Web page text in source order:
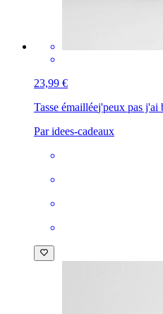
23,99 €
Tasse émailléej'peux pas j'ai
Par idees-cadeaux